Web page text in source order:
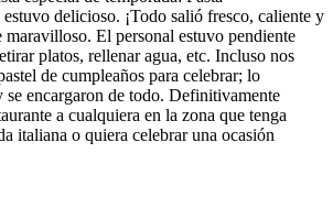
delicioso. ¡Todo salió fresco, caliente y
El personal estuvo pendiente
platos, rellenar agua, etc. Incluso nos
de cumpleaños para celebrar; lo
encargaron de todo. Definitivamente
a cualquiera en la zona que tenga
italiana o quiera celebrar una ocasión